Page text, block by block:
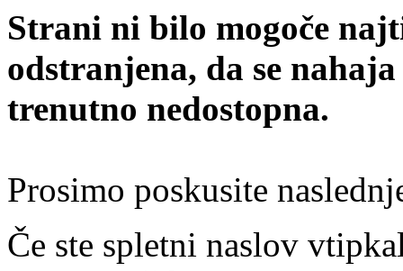
Strani ni bilo mogoče
odstranjena, da se
trenutno nedostopna.
Prosimo poskusite
Če ste spletni naslov